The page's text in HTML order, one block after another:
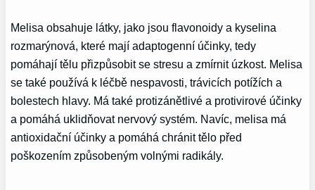
Melisa obsahuje látky, jako jsou flavonoidy a kyselina
rozmarýnová, které mají adaptogenní účinky, tedy
pomáhají tělu přizpůsobit se stresu a zmírnit úzkost. Melisa
se také používá k léčbě nespavosti, trávicích potížích a
bolestech hlavy. Má také protizánětlivé a protivirové účinky
a pomáhá uklidňovat nervový systém. Navíc, melisa má
antioxidační účinky a pomáhá chránit tělo před
poškozením způsobeným volnými radikály.